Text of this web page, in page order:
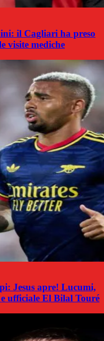
il Cagliari ha preso
visite mediche
Jesus apre! Lucumi,
ufficiale El Bilal Touré